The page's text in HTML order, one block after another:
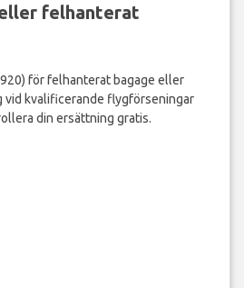
felhanterat
för felhanterat bagage eller
vid kvalificerande flygförseningar
din ersättning gratis.